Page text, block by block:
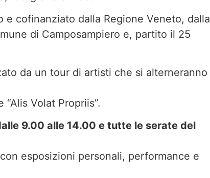
e cofinanziato dalla Regione Veneto, dalla
di Camposampiero e, partito il 25
da un tour di artisti che si alterneranno
Volat Propriis”.
9.00 alle 14.00 e tutte le serate del
esposizioni personali, performance e